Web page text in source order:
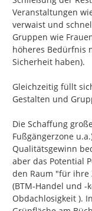
Veranstaltungen
verwaist und
Gruppen wie
höheres Bedürfnis
Sicherheit haben).
Gleichzeitig füllt
Gestalten und
Die Schaffung
Fußgängerzone
Qualitätsgewinn
aber das Potential
den Raum "für ihre
(BTM-Handel und -
Obdachlosigkeit ).